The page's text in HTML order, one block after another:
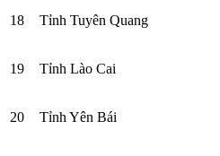
18 Tỉnh Tuyên Quang
19 Tỉnh Lào Cai
20 Tỉnh Yên Bái